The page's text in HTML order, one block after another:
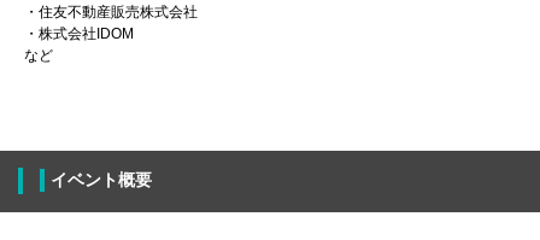
・住友不動産販売株式会社
・株式会社IDOM
など
イベント概要